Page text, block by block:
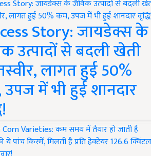
Story: जायडेक्स के
उत्पादों से बदली खेती
लागत हुई 50%
में भी हुई शानदार